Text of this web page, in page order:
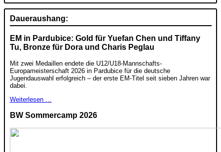
Daueraushang:
EM in Pardubice: Gold für Yuefan Chen und Tiffany
Tu, Bronze für Dora und Charis Peglau
Mit zwei Medaillen endete die U12/U18-Mannschafts-
Europameisterschaft 2026 in Pardubice für die deutsche
Jugendauswahl erfolgreich – der erste EM-Titel seit sieben Jahren war
dabei.
Weiterlesen …
BW Sommercamp 2026